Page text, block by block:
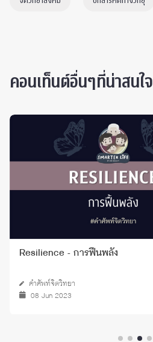
คอนเท็นต์อื่นๆที่น่าสนใจ
Resilience - การฟื้นพลัง
คำศัพท์จิตวิทยา
08 Jun 2023